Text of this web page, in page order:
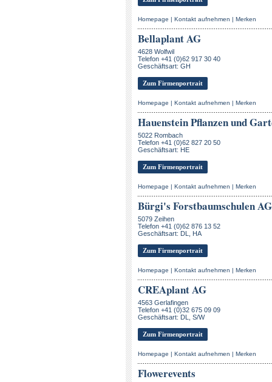
Homepage | Kontakt aufnehmen | Merken
Bellaplant AG
4628 Wolfwil
Telefon +41 (0)62 917 30 40
Geschäftsart: GH
Zum Firmenportrait
Homepage | Kontakt aufnehmen | Merken
Hauenstein Pflanzen und
5022 Rombach
Telefon +41 (0)62 827 20 50
Geschäftsart: HE
Zum Firmenportrait
Homepage | Kontakt aufnehmen | Merken
Bürgi's Forstbaumschulen AG
5079 Zeihen
Telefon +41 (0)62 876 13 52
Geschäftsart: DL, HA
Zum Firmenportrait
Homepage | Kontakt aufnehmen | Merken
CREAplant AG
4563 Gerlafingen
Telefon +41 (0)32 675 09 09
Geschäftsart: DL, S/W
Zum Firmenportrait
Homepage | Kontakt aufnehmen | Merken
Flowerevents